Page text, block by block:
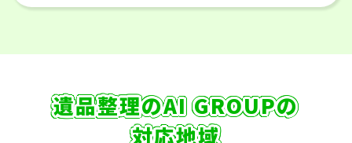
遺品整理のAI GROUPの
対応地域